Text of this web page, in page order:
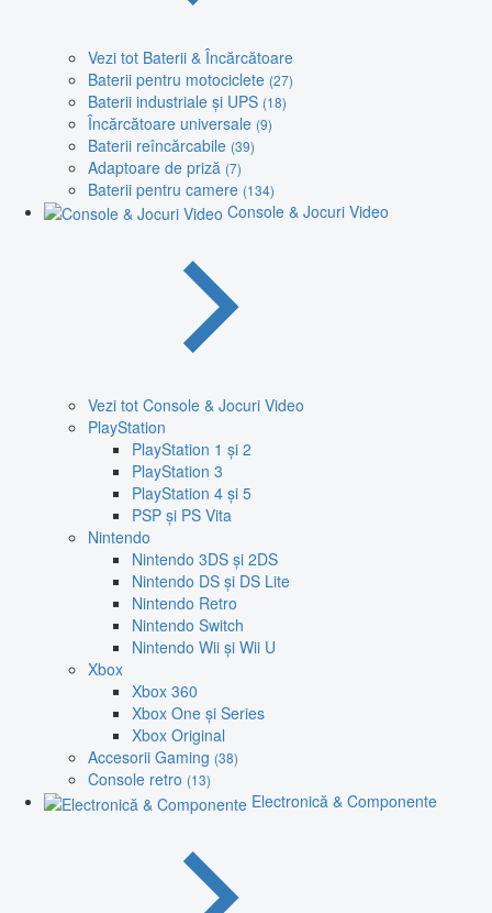
Vezi tot Baterii & Încărcătoare
Baterii pentru motociclete (27)
Baterii industriale și UPS (18)
Încărcătoare universale (9)
Baterii reîncărcabile (39)
Adaptoare de priză (7)
Baterii pentru camere (134)
Console & Jocuri Video
Vezi tot Console & Jocuri Video
PlayStation
PlayStation 1 și 2
PlayStation 3
PlayStation 4 și 5
PSP și PS Vita
Nintendo
Nintendo 3DS și 2DS
Nintendo DS și DS Lite
Nintendo Retro
Nintendo Switch
Nintendo Wii și Wii U
Xbox
Xbox 360
Xbox One și Series
Xbox Original
Accesorii Gaming (38)
Console retro (13)
Electronică & Componente